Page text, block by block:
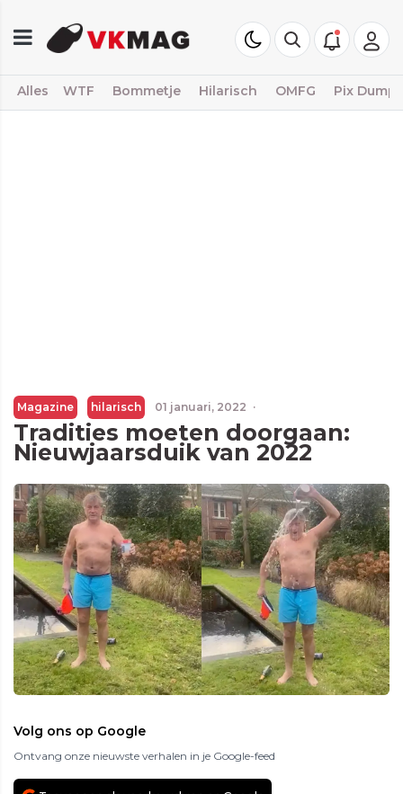
Alles WTF Bommetje Hilarisch OMFG Pix Dump
Magazine hilarisch 01 januari, 2022 ·
Tradities moeten doorgaan:
Nieuwjaarsduik van 2022
Volg ons op Google
Ontvang onze nieuwste verhalen in je Google-feed